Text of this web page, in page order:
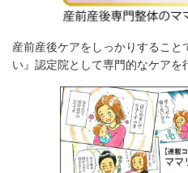
産前産後ケアをしっかりすること
い』認定院として専門的なケアを